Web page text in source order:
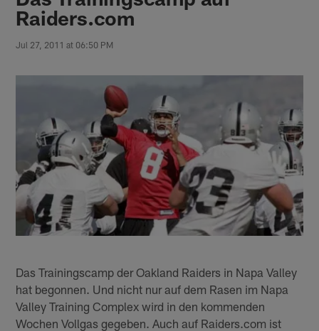
Raiders.com
Jul 27, 2011 at 06:50 PM
Das Trainingscamp der Oakland Raiders in Napa Valley
hat begonnen. Und nicht nur auf dem Rasen im Napa
Valley Training Complex wird in den kommenden
Wochen Vollgas gegeben. Auch auf Raiders.com ist